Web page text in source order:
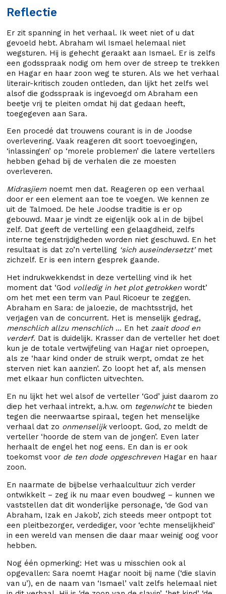
Reflectie
Er zit spanning in het verhaal. Ik weet niet of u dat
gevoeld hebt. Abraham wil Ismael helemaal niet
wegsturen. Hij is gehecht geraakt aan Ismael. Er is zelfs
een godsspraak nodig om hem over de streep te trekken
en Hagar en haar zoon weg te sturen. Als we het verhaal
literair-kritisch zouden ontleden, dan lijkt het zelfs wel
alsof die godsspraak is ingevoegd om Abraham een
beetje vrij te pleiten omdat hij dat gedaan heeft,
toegegeven aan Sara.
Een procedé dat trouwens courant is in de Joodse
overlevering. Vaak reageren dit soort toevoegingen,
‘inlassingen’ op ‘morele problemen’ die latere vertellers
hebben gehad bij de verhalen die ze moesten
overleveren.
Midrasjiemnoemt men dat. Reageren op een verhaal
door er een element aan toe te voegen. We kennen ze
uit de Talmoed. De hele Joodse traditie is er op
gebouwd. Maar je vindt ze eigenlijk ook al in de bijbel
zelf. Dat geeft de vertelling een gelaagdheid, zelfs
interne tegenstrijdigheden worden niet geschuwd. En het
resultaat is dat zo’n vertelling ‘sich auseindersetzt’met
zichzelf. Er is een intern gesprek gaande.
Het indrukwekkendst in deze vertelling vind ik het
moment dat ‘God volledig in het plot getrokken wordt’
om het met een term van Paul Ricoeur te zeggen.
Abraham en Sara: de jaloezie, de machtsstrijd, het
verjagen van de concurrent. Het is menselijk gedrag,
menschlich allzu menschlich… En het zaait dood en
verderf. Dat is duidelijk. Krasser dan de verteller het doet
kun je de totale vertwijfeling van Hagar niet oproepen,
als ze ‘haar kind onder de struik werpt, omdat ze het
sterven niet kan aanzien’. Zo loopt het af, als mensen
met elkaar hun conflicten uitvechten.
En nu lijkt het wel alsof de verteller ‘God’ juist daarom zo
diep het verhaal intrekt, a.h.w. om tegenwichtte bieden
tegen die neerwaartse spiraal, tegen het menselijke
verhaal dat zo onmenselijkverloopt. God, zo meldt de
verteller ‘hoorde de stem van de jongen’. Even later
herhaalt de engel het nog eens. En dan is er ook
toekomst voor de ten dode opgeschrevenHagar en haar
zoon.
En naarmate de bijbelse verhaalcultuur zich verder
ontwikkelt – zeg ik nu maar even boudweg – kunnen we
vaststellen dat dit wonderlijke personage, ‘de God van
Abraham, Izak en Jakob’, zich steeds meer ontpopt tot
een pleitbezorger, verdediger, voor ‘echte menselijkheid’
in een wereld van mensen die daar maar weinig oog voor
hebben.
Nog één opmerking: Het was u misschien ook al
opgevallen: Sara noemt Hagar nooit bij name (‘die slavin
van u’), en de naam van ‘Ismael’ valt zelfs helemaal niet